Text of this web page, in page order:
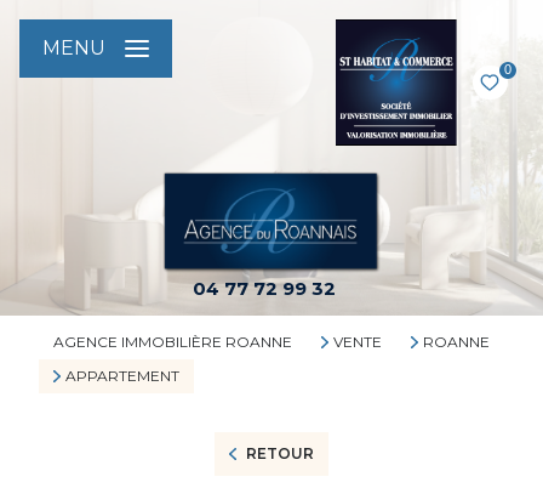
04 77 72 99 32
0
MENU
AGENCE IMMOBILIÈRE ROANNE VENTE
ROANNE
APPARTEMENT
RETOUR